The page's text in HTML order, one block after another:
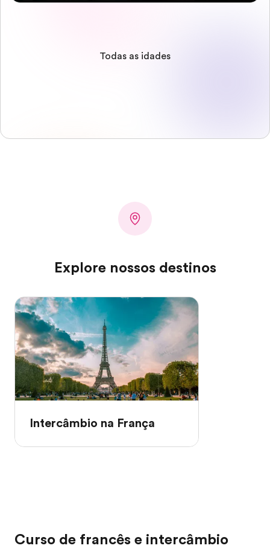
Todas as idades
Explore nossos destinos
Intercâmbio na França
Curso de francês e intercâmbio